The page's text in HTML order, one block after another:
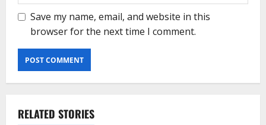
Save my name, email, and website in this
browser for the next time I comment.
RELATED STORIES